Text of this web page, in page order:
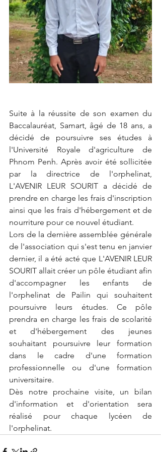
Suite à la réussite de son examen du
Baccalauréat, Samart, âgé de 18 ans, a
décidé de poursuivre ses études à
l'Université Royale d'agriculture de
Phnom Penh. Après avoir été sollicitée
par la directrice de l'orphelinat,
L'AVENIR LEUR SOURIT a décidé de
prendre en charge les frais d'inscription
ainsi que les frais d'hébergement et de
nourriture pour ce nouvel étudiant.
Lors de la dernière assemblée générale
de l'association qui s'est tenu en janvier
dernier, il a été acté que L'AVENIR LEUR
SOURIT allait créer un pôle étudiant afin
d'accompagner les enfants de
l'orphelinat de Pailin qui souhaitent
poursuivre leurs études. Ce pôle
prendra en charge les frais de scolarité
et d'hébergement des jeunes
souhaitant poursuivre leur formation
dans le cadre d'une formation
professionnelle ou d'une formation
universitaire.
Dès notre prochaine visite, un bilan
d'information et d'orientation sera
réalisé pour chaque lycéen de
l'orphelinat.